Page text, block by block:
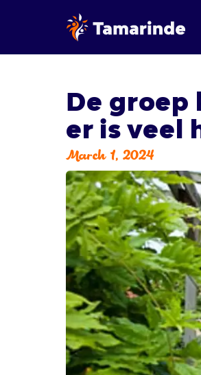
De groep
er is veel
March 1, 2024